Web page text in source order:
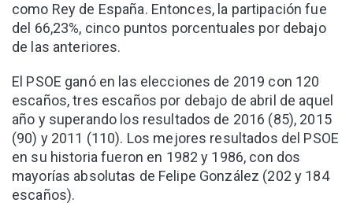
como Rey de España. Entonces, la partipación fue
del 66,23%, cinco puntos porcentuales por debajo
de las anteriores.
El PSOE ganó en las elecciones de 2019 con 120
escaños, tres escaños por debajo de abril de aquel
año y superando los resultados de 2016 (85), 2015
(90) y 2011 (110). Los mejores resultados del PSOE
en su historia fueron en 1982 y 1986, con dos
mayorías absolutas de Felipe González (202 y 184
escaños).